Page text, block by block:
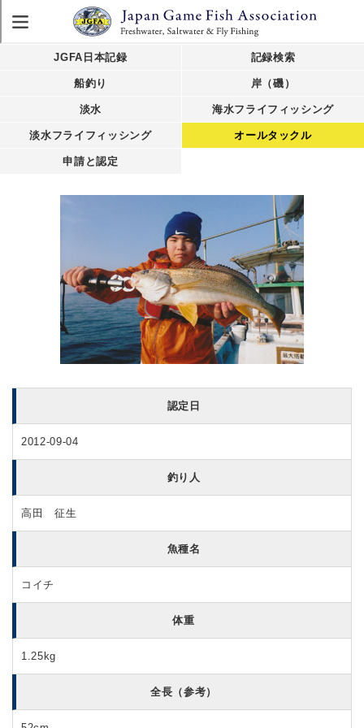
JGFA日本記録 記録検索
船釣り 岸（磯）
淡水 海水フライフィッシング
淡水フライフィッシング オールタックル
申請と認定
認定日
2012-09-04
釣り人
高田 征生
魚種名
コイチ
体重
1.25kg
全長（参考）